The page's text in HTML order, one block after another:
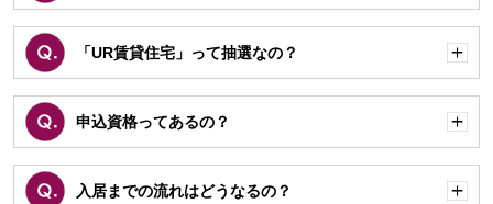
く
「UR賃貸住宅」って抽選なの？
く
申込資格ってあるの？
く
入居までの流れはどうなるの？